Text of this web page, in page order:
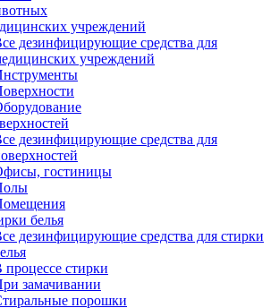
учреждений
дезинфицирующие средства для
учреждений
дезинфицирующие средства для
гостиницы
белья
дезинфицирующие средства для стирки
процессе стирки
замачивании
порошки